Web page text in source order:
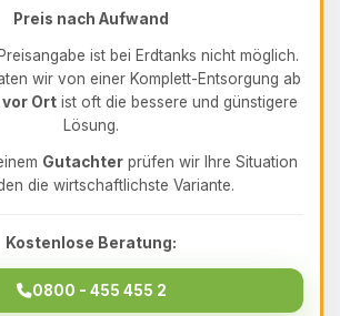
Preis nach Aufwand
ist bei Erdtanks nicht möglich.
wir von einer Komplett-Entsorgung ab
Ort ist oft die bessere und günstigere
Lösung.
Gutachter prüfen wir Ihre Situation
die wirtschaftlichste Variante.
Kostenlose Beratung:
0800 - 455 455 2